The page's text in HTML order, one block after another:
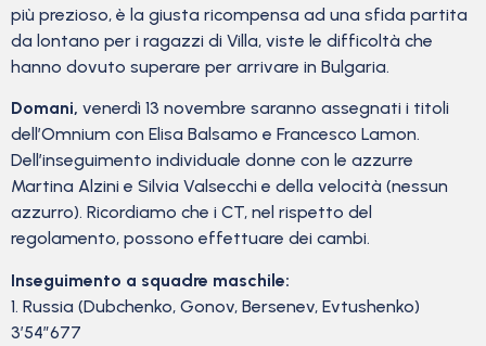
più prezioso, è la giusta ricompensa ad una sfida partita
da lontano per i ragazzi di Villa, viste le difficoltà che
hanno dovuto superare per arrivare in Bulgaria.
Domani, venerdì 13 novembre saranno assegnati i titoli
dell’Omnium con Elisa Balsamo e Francesco Lamon.
Dell’inseguimento individuale donne con le azzurre
Martina Alzini e Silvia Valsecchi e della velocità (nessun
azzurro). Ricordiamo che i CT, nel rispetto del
regolamento, possono effettuare dei cambi.
Inseguimento a squadre maschile:
1. Russia (Dubchenko, Gonov, Bersenev, Evtushenko)
3’54″677